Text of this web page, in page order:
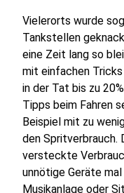
Vielerorts wurde
Tankstellen
eine Zeit lang so
mit einfachen Tricks
in der Tat bis zu
Tipps beim Fahren
Beispiel mit zu
den Spritverbrauch.
versteckte
unnötige Geräte
Musikanlage oder